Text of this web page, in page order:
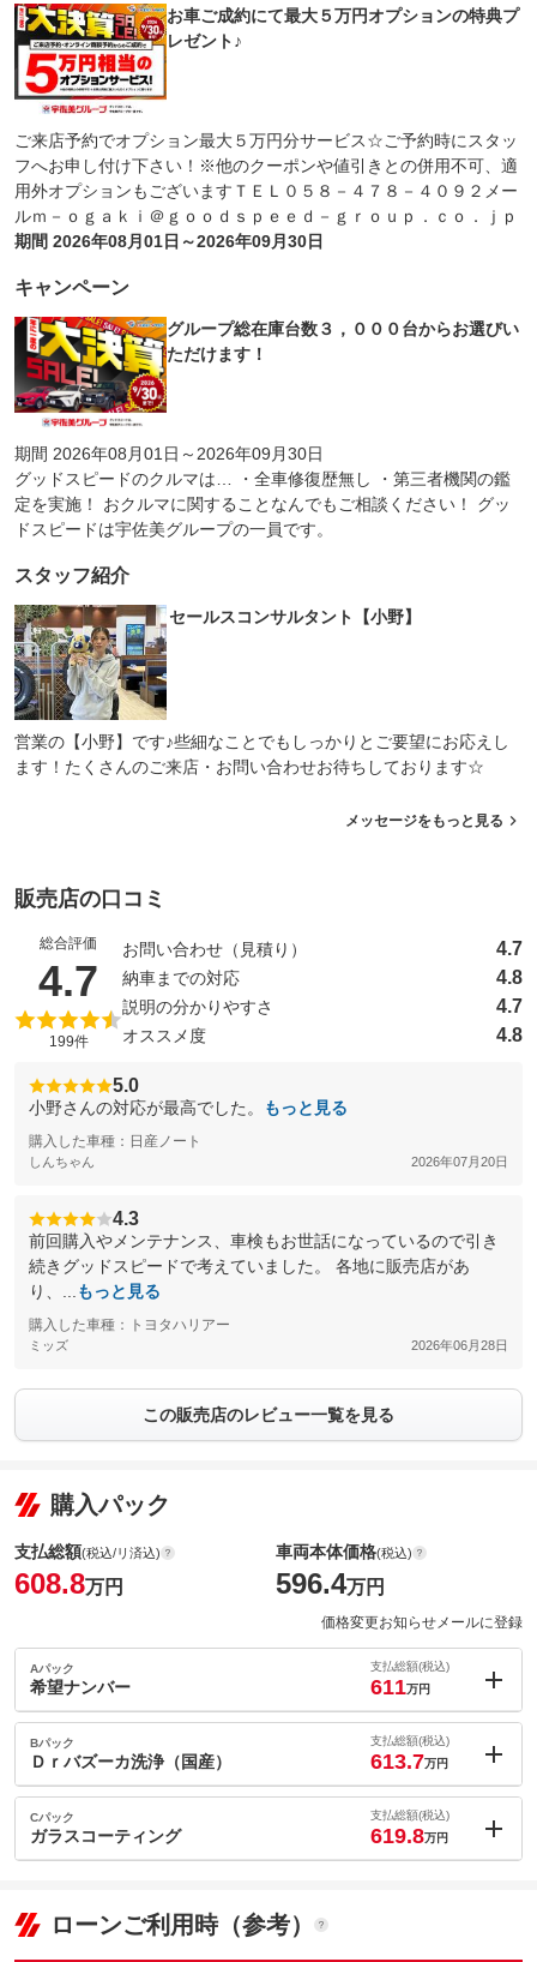
お車ご成約にて最大５万円オプションの特典プ
レゼント♪
ご来店予約でオプション最大５万円分サービス☆ご予約時にスタッ
フへお申し付け下さい！※他のクーポンや値引きとの併用不可、適
用外オプションもございますＴＥＬ０５８－４７８－４０９２メー
ルｍ－ｏｇａｋｉ＠ｇｏｏｄｓｐｅｅｄ－ｇｒｏｕｐ．ｃｏ．ｊｐ
期間 2026年08月01日～2026年09月30日
キャンペーン
グループ総在庫台数３，０００台からお選びい
ただけます！
期間 2026年08月01日～2026年09月30日
グッドスピードのクルマは… ・全車修復歴無し ・第三者機関の鑑
定を実施！ おクルマに関することなんでもご相談ください！ グッ
ドスピードは宇佐美グループの一員です。
スタッフ紹介
セールスコンサルタント【小野】
営業の【小野】です♪些細なことでもしっかりとご要望にお応えし
ます！たくさんのご来店・お問い合わせお待ちしております☆
メッセージをもっと見る
販売店の口コミ
総合評価
4.7 （5点満点中）
199件
お問い合わせ（見積り） 4.7
納車までの対応 4.8
説明の分かりやすさ 4.7
オススメ度 4.8
5.0
小野さんの対応が最高でした。 もっと見る
購入した車種：日産ノート
しんちゃん 2026年07月20日
4.3
前回購入やメンテナンス、車検もお世話になっているので引き
続きグッドスピードで考えていました。 各地に販売店があ
り、...
もっと見る
購入した車種：トヨタハリアー
ミッズ 2026年06月28日
この販売店のレビュー一覧を見る
購入パック
支払総額(税込/リ済込)
608.8万円
車両本体価格(税込)
596.4万円
価格変更お知らせメールに登録
Aパック
希望ナンバー
支払総額(税込)
611万円
内：オプシ
ョン価格
(税込)
車両本体価
596.4万円
パック内容
Bパック
Ｄｒバズーカ洗浄（国産）
支払総額(税込)
613.7万円
内：オプシ
ョン価格
(税込)
車両本体価
Cパック
ガラスコーティング
支払総額(税込)
619.8万円
車両本体価
596.4
ローンご利用時（参考）